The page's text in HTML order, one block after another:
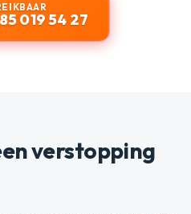
019 54 27
verstopping